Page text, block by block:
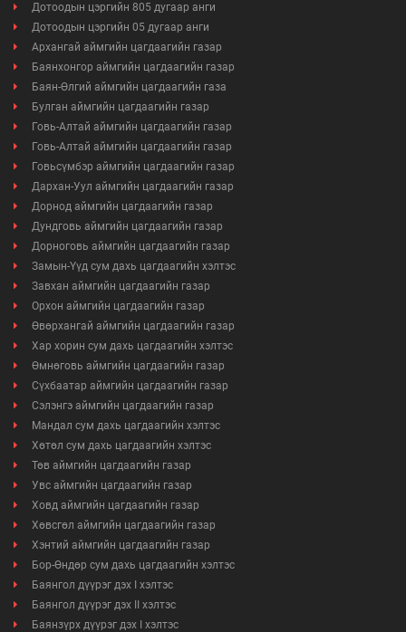
Дотоодын цэргийн 805 дугаар анги
Дотоодын цэргийн 05 дугаар анги
Архангай аймгийн цагдаагийн газар
Баянхонгор аймгийн цагдаагийн газар
Баян-Өлгий аймгийн цагдаагийн газа
Булган аймгийн цагдаагийн газар
Говь-Алтай аймгийн цагдаагийн газар
Говь-Алтай аймгийн цагдаагийн газар
Говьсүмбэр аймгийн цагдаагийн газар
Дархан-Уул аймгийн цагдаагийн газар
Дорнод аймгийн цагдаагийн газар
Дундговь аймгийн цагдаагийн газар
Дорноговь аймгийн цагдаагийн газар
Замын-Үүд сум дахь цагдаагийн хэлтэс
Завхан аймгийн цагдаагийн газар
Орхон аймгийн цагдаагийн газар
Өвөрхангай аймгийн цагдаагийн газар
Хар хорин сум дахь цагдаагийн хэлтэс
Өмнөговь аймгийн цагдаагийн газар
Сүхбаатар аймгийн цагдаагийн газар
Сэлэнгэ аймгийн цагдаагийн газар
Мандал сум дахь цагдаагийн хэлтэс
Хөтөл сум дахь цагдаагийн хэлтэс
Төв аймгийн цагдаагийн газар
Увс аймгийн цагдаагийн газар
Ховд аймгийн цагдаагийн газар
Хөвсгөл аймгийн цагдаагийн газар
Хэнтий аймгийн цагдаагийн газар
Бор-Өндөр сум дахь цагдаагийн хэлтэс
Баянгол дүүрэг дэх I хэлтэс
Баянгол дүүрэг дэх II хэлтэс
Баянзүрх дүүрэг дэх I хэлтэс